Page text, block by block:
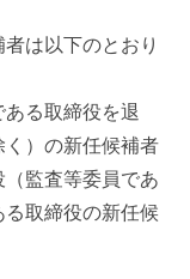
は以下のとおり
る取締役を退
）の新任候補者
監査等委員であ
取締役の新任候